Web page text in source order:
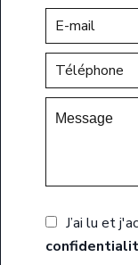
J’ai lu et